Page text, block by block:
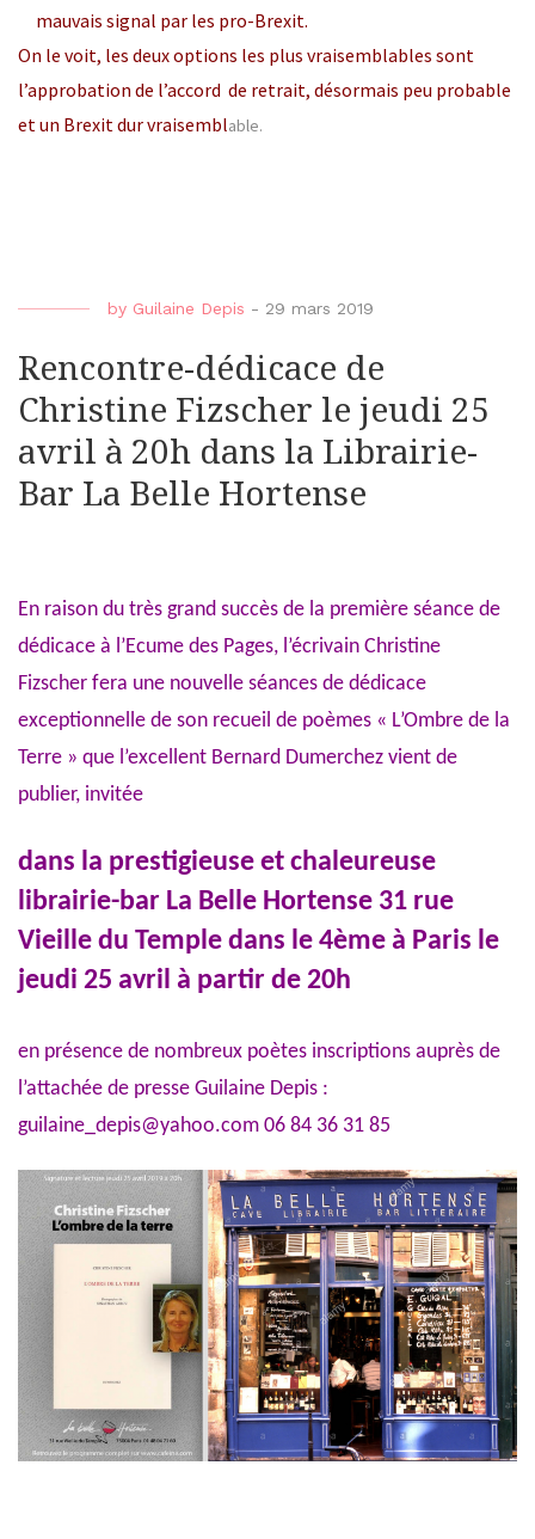
mauvais signal par les pro-Brexit.
On le voit, les deux options les plus vraisemblables sont
l’approbation de l’accord de retrait, désormais peu probable
et un Brexit dur vraisemblable.
by Guilaine Depis - 29 mars 2019
Rencontre-dédicace de
Christine Fizscher le jeudi 25
avril à 20h dans la Librairie-
Bar La Belle Hortense
En raison du très grand succès de la première séance de
dédicace à l’Ecume des Pages, l’écrivain Christine
Fizscher fera une nouvelle séances de dédicace
exceptionnelle de son recueil de poèmes « L’Ombre de la
Terre » que l’excellent Bernard Dumerchez vient de
publier, invitée
dans la prestigieuse et chaleureuse
librairie-bar La Belle Hortense 31 rue
Vieille du Temple dans le 4ème à Paris le
jeudi 25 avril à partir de 20h
en présence de nombreux poètes inscriptions auprès de
l’attachée de presse Guilaine Depis :
guilaine_depis@yahoo.com 06 84 36 31 85